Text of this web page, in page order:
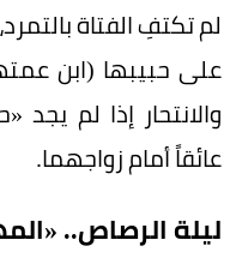
لم تكتفِ الفتاة
على حبيبها (ابن
والانتحار إذا لم يجد
عائقاً أمام زواجهما.
ليلة الرصاص..